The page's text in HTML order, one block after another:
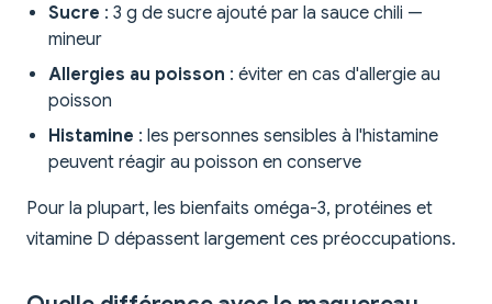
Sucre : 3 g de sucre ajouté par la sauce chili —
mineur
Allergies au poisson : éviter en cas d'allergie au
poisson
Histamine : les personnes sensibles à l'histamine
peuvent réagir au poisson en conserve
Pour la plupart, les bienfaits oméga-3, protéines et
vitamine D dépassent largement ces préoccupations.